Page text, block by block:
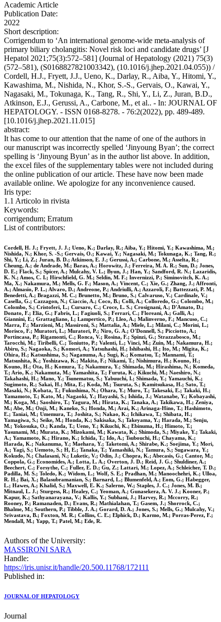
Academic Article
Publication Date:
2022
Short description:
Corrigendum to ‘An international genome-wide meta-analysis of
primary biliary cholangitis: Novel risk loci and candidate drugs’ [J
Hepatol 2021;75(3):572–581] (Journal of Hepatology (2021) 75(3)
(572–581), (S0168827821003342), (10.1016/j.jhep.2021.04.055)) /
Cordell, H.J., Fryett, J.J., Ueno, K., Darlay, R., Aiba, Y., Hitomi, Y.,
Kawashima, M., Nishida, N., Khor, S.-S., Gervais, O., Kawai, Y.,
Nagasaki, M., Tokunaga, K., Tang, R., Shi, Y., Li, Z., Juran, B.D.,
Atkinson, E.J., Gerussi, A., Carbone, M., et al.. - In: JOURNAL OF
HEPATOLOGY. - ISSN 0168-8278. - 76:2(2022), pp. 489-489.
[10.1016/j.jhep.2021.11.015]
abstract:
It has come to our attention that the name of one of the authors in
our manuscript was incorrectly spelled ‘Jinyoung Byan’; the correct
spelling is ‘Jinyoung Byun’ as in the author list above. In addition,
the excel files of the supplementary tables were not included during
the online publication of our article. These have now been made
available online. We apologize for any inconvenience caused.
Iris type:
1.1 Articolo in rivista
Keywords:
corrigendum; Erratum
List of contributors:
Cordell, H. J.; Fryett, J. J.; Ueno, K.; Darlay, R.; Aiba, Y.; Hitomi, Y.; Kawashima, M.;
Nishida, N.; Khor, S. -S.; Gervais, O.; Kawai, Y.; Nagasaki, M.; Tokunaga, K.; Tang, R.;
Shi, Y.; Li, Z.; Juran, B. D.; Atkinson, E. J.; Gerussi, A.; Carbone, M.; Asselta, R.;
Cheung, A.; de Andrade, M.; Baras, A.; Horowitz, J.; Ferreira, M. A. R.; Sun, D.; Jones,
D. E.; Flack, S.; Spicer, A.; Mulcahy, V. L.; Byun, J.; Han, Y.; Sandford, R. N.; Lazaridis,
K. N.; Amos, C. I.; Hirschfield, G. M.; Seldin, M. F.; Invernizzi, P.; Siminovitch, K. A.;
Ma, X.; Nakamura, M.; Mells, G. F.; Mason, A.; Vincent, C.; Xie, G.; Zhang, J.; Affronti,
A.; Almasio, P. L.; Alvaro, D.; Andreone, P.; Andriulli, A.; Azzaroli, F.; Battezzati, P. M.;
Benedetti, A.; Bragazzi, M. C.; Brunetto, M.; Bruno, S.; Calvaruso, V.; Cardinale, V.;
Casella, G.; Cazzagon, N.; Ciaccio, A.; Coco, B.; Colli, A.; Colloredo, G.; Colombo, M.;
Colombo, S.; Cristoferi, L.; Cursaro, C.; Croce, L. S.; Crosignani, A.; D'Amato, D.;
Donato, F.; Elia, G.; Fabris, L.; Fagiuoli, S.; Ferrari, C.; Floreani, A.; Galli, A.;
Giannini, E.; Grattagliano, I.; Lampertico, P.; Lleo, A.; Malinverno, F.; Mancuso, C.;
Marra, F.; Marzioni, M.; Massironi, S.; Mattalia, A.; Miele, L.; Milani, C.; Morini, L.;
Morisco, F.; Muratori, L.; Muratori, P.; Niro, G. A.; O'Donnell, S.; Picciotto, A.;
Portincasa, P.; Rigamonti, C.; Ronca, V.; Rosina, F.; Spinzi, G.; Strazzabosco, M.;
Tarocchi, M.; Tiribelli, C.; Toniutto, P.; Valenti, L.; Vinci, M.; Zuin, M.; Nakamura, H.;
Abiru, S.; Nagaoka, S.; Komori, A.; Yatsuhashi, H.; Ishibashi, H.; Ito, M.; Migita, K.;
Ohira, H.; Katsushima, S.; Naganuma, A.; Sugi, K.; Komatsu, T.; Mannami, T.;
Matsushita, K.; Yoshizawa, K.; Makita, F.; Nikami, T.; Nishimura, H.; Kouno, H.;
Kouno, H.; Ota, H.; Komura, T.; Nakamura, Y.; Shimada, M.; Hirashima, N.; Komeda,
T.; Ario, K.; Nakamuta, M.; Yamashita, T.; Furuta, K.; Kikuchi, M.; Naeshiro, N.;
Takahashi, H.; Mano, Y.; Tsunematsu, S.; Yabuuchi, I.; Shimada, Y.; Yamauchi, K.;
Sugimoto, R.; Sakai, H.; Mita, E.; Koda, M.; Tsuruta, S.; Kamitsukasa, H.; Sato, T.;
Masaki, N.; Kobata, T.; Fukushima, N.; Ohara, Y.; Muro, T.; Takesaki, E.; Takaki, H.;
Yamamoto, T.; Kato, M.; Nagaoki, Y.; Hayashi, S.; Ishida, J.; Watanabe, Y.; Kobayashi,
M.; Koga, M.; Saoshiro, T.; Yagura, M.; Hirata, K.; Tanaka, A.; Takikawa, H.; Zeniya,
M.; Abe, M.; Onji, M.; Kaneko, S.; Honda, M.; Arai, K.; Arinaga-Hino, T.; Hashimoto,
E.; Taniai, M.; Umemura, T.; Joshita, S.; Nakao, K.; Ichikawa, T.; Shibata, H.;
Yamagiwa, S.; Seike, M.; Honda, K.; Sakisaka, S.; Takeyama, Y.; Harada, M.; Senju,
M.; Yokosuka, O.; Kanda, T.; Ueno, Y.; Kikuchi, K.; Ebinuma, H.; Himoto, T.;
Yasunami, M.; Murata, K.; Mizokami, M.; Kawata, K.; Shimoda, S.; Miyake, Y.; Takaki,
A.; Yamamoto, K.; Hirano, K.; Ichida, T.; Ido, A.; Tsubouchi, H.; Chayama, K.;
Harada, K.; Nakanuma, Y.; Maehara, Y.; Taketomi, A.; Shirabe, K.; Soejima, Y.; Mori,
A.; Yagi, S.; Uemoto, S.; H, E.; Tanaka, T.; Yamashiki, N.; Tamura, S.; Sugawara, Y.;
Kokudo, N.; Chalasani, N.; Luketic, V.; Odin, J.; Chopra, K.; Abecasis, G.; Cantor, M.;
Coppola, G.; Economides, A.; Lotta, L. A.; Overton, J. D.; Reid, J. G.; Shuldiner, A.;
Beechert, C.; Forsythe, C.; Fuller, E. D.; Gu, Z.; Lattari, M.; Lopez, A.; Schleicher, T. D.;
Padilla, M. S.; Toledo, K.; Widom, L.; Wolf, S. E.; Pradhan, M.; Manoochehri, K.; Ulloa,
R. H.; Bai, X.; Balasubramanian, S.; Barnard, L.; Blumenfeld, A.; Eom, G.; Habegger,
L.; Hawes, A.; Khalid, S.; Maxwell, E. K.; Salerno, W.; Staples, J. C.; Jones, M. B.;
Mitnaul, L. J.; Sturgess, R.; Healey, C.; Yeoman, A.; Gunasekera, A. V. J.; Kooner, P.;
Kapur, K.; Sathyanarayana, V.; Kallis, Y.; Subhani, J.; Harvey, R.; Mccorry, R.;
Rooney, P.; Ramanaden, D.; Evans, R.; Mathialahan, T.; Gasem, J.; Shorrock, C.;
Bhalme, M.; Southern, P.; Tibble, J. A.; Gorard, D. A.; Jones, S.; Mells, G.; Mulcahy, V.;
Srivastava, B.; Foxton, M. R.; Collins, C. E.; Elphick, D.; Karmo, M.; Porras-Perez, F.;
Mendall, M.; Yapp, T.; Patel, M.; Ede, R.
Authors of the University:
MASSIRONI SARA
Handle:
https://iris.unisr.it/handle/20.500.11768/172111
Published in:
JOURNAL OF HEPATOLOGY
Journal